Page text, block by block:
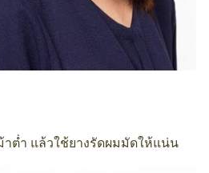
าต่ำ แล้วใช้ยางรัดผมมัดให้แน่น